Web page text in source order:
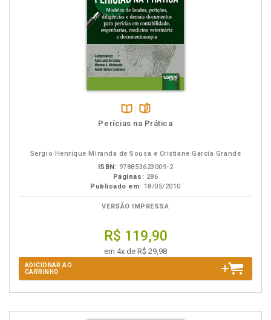
Disponível
páginas
Perícias na Prática
Sergio Henrique Miranda de Sousa e Cristiane Garcia Grande
ISBN: 978853623009-2
Páginas: 286
Publicado em: 18/05/2010
VERSÃO IMPRESSA
R$ 119,90
em 4x de R$ 29,98
ADICIONAR AO
CARRINHO